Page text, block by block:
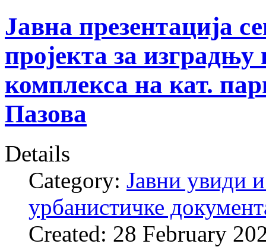
Јавна презентација
пројекта за
комплекса на кат.
Пазова
Details
Category: Јавни увиди
урбанистичке
Created: 28 February